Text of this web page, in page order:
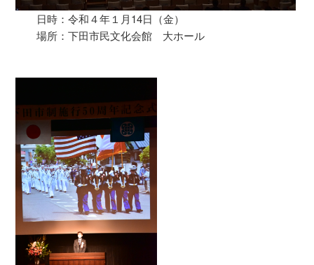
日時：令和４年１月14日（金）
場所：下田市民文化会館 大ホール